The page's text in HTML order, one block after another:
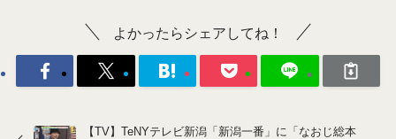
よかったらシェアしてね！
【TV】TeNYテレビ新潟「新潟一番」に「なおじ総本